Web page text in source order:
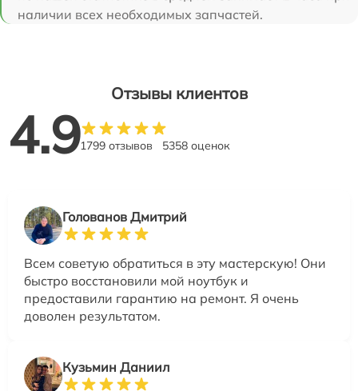
наличии всех необходимых запчастей.
Отзывы клиентов
4.91799 отзывов 5358 оценок
Голованов Дмитрий
Всем советую обратиться в эту мастерскую! Они
быстро восстановили мой ноутбук и
предоставили гарантию на ремонт. Я очень
доволен результатом.
Кузьмин Даниил